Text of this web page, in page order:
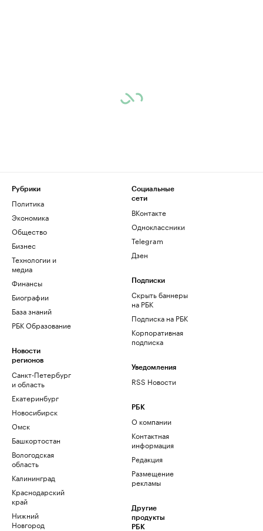
Рубрики
Политика
Экономика
Общество
Бизнес
Технологии и
медиа
Финансы
Биографии
База знаний
РБК Образование
Новости
регионов
Санкт-Петербург
и область
Екатеринбург
Новосибирск
Омск
Башкортостан
Вологодская
область
Калининград
Краснодарский
край
Нижний
Новгород
Социальные
сети
ВКонтакте
Одноклассники
Telegram
Дзен
Подписки
Скрыть баннеры
на РБК
Подписка на РБК
Корпоративная
подписка
Уведомления
RSS Новости
РБК
О компании
Контактная
информация
Редакция
Размещение
рекламы
Другие
продукты
РБК